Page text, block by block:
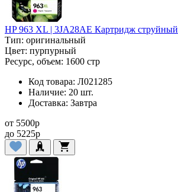
HP 963 XL | 3JA28AE Картридж струйный
Тип: оригинальный
Цвет: пурпурный
Ресурс, объем: 1600 стр
Код товара: Л021285
Наличие: 20 шт.
Доставка: Завтра
от 5500p
до 5225p